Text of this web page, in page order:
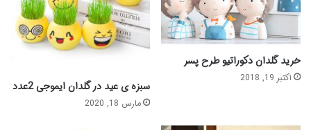
خرید گلدان دکوراتیو طرح پسر
اکتبر 19, 2018
سبزه ی عید در گلدان ایموجی 2عدد
مارس 18, 2020